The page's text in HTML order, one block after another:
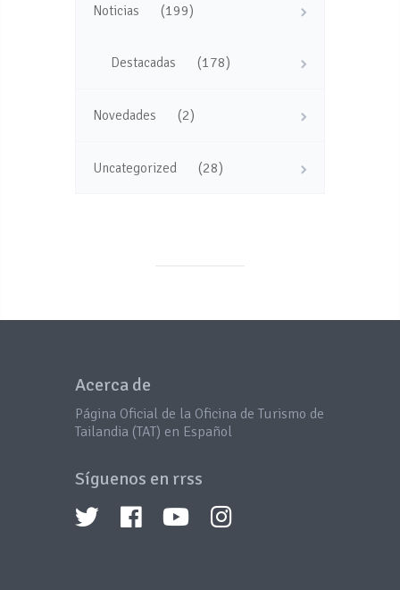
Noticias (199)
Destacadas (178)
Novedades (2)
Uncategorized (28)
Acerca de
Página Oficial de la Oficina de Turismo de
Tailandia (TAT) en Español
Síguenos en rrss